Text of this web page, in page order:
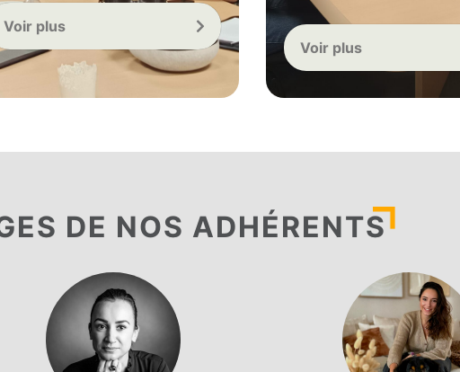
Voir plus
Voir plus
DE NOS ADHÉRENTS